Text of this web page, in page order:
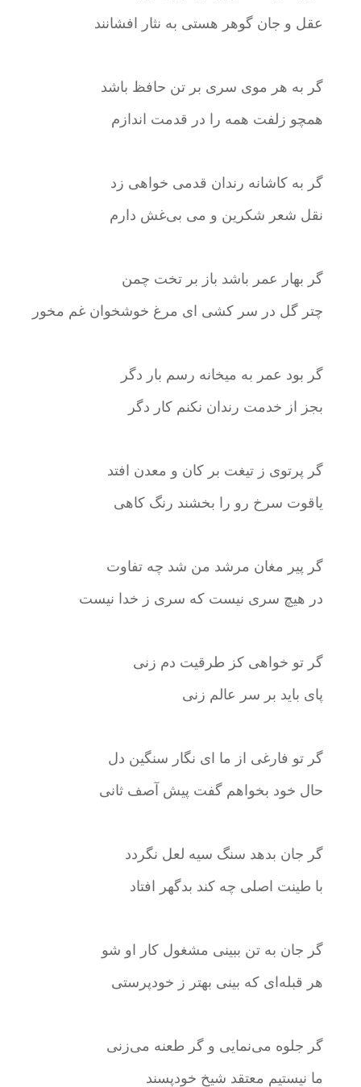
عقل و جان گوهر هستی به نثار افشانند
گر به هر موی سری بر تن حافظ باشد
همچو زلفت همه را در قدمت اندازم
گر به کاشانه رندان قدمی خواهی زد
نقل شعر شکرین و می بی‌غش دارم
گر بهار عمر باشد باز بر تخت چمن
چتر گل در سر کشی ای مرغ خوشخوان غم مخور
گر بود عمر به میخانه رسم بار دگر
بجز از خدمت رندان نکنم کار دگر
گر پرتوی ز تیغت بر کان و معدن افتد
یاقوت سرخ رو را بخشند رنگ کاهی
گر پیر مغان مرشد من شد چه تفاوت
در هیچ سری نیست که سری ز خدا نیست
گر تو خواهی کز طرقیت دم زنی
پای باید بر سر عالم زنی
گر تو فارغی از ما ای نگار سنگین دل
حال خود بخواهم گفت پیش آصف ثانی
گر جان بدهد سنگ سیه لعل نگردد
با طینت اصلی چه کند بدگهر افتاد
گر جان به تن ببینی مشغول کار او شو
هر قبله‌ای که بینی بهتر ز خودپرستی
گر جلوه می‌نمایی و گر طعنه می‌زنی
ما نیستیم معتقد شیخ خودپسند